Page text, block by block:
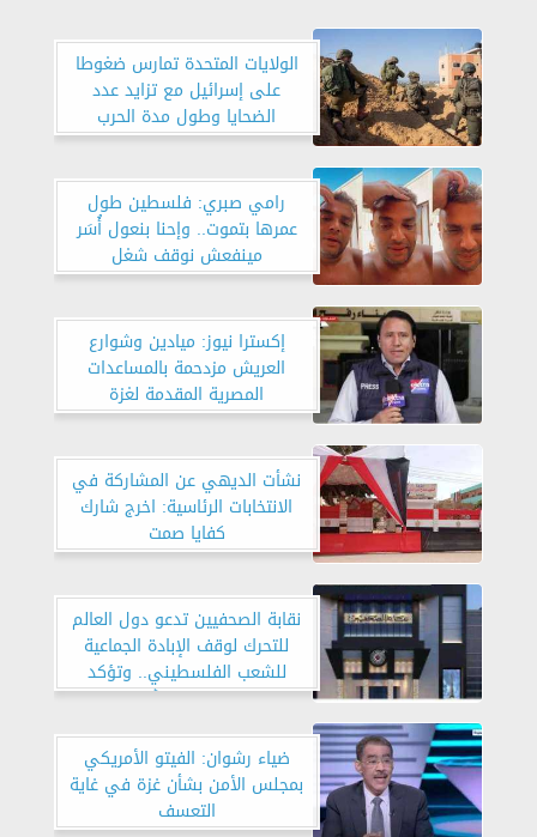
الولايات المتحدة تمارس ضغوطا
على إسرائيل مع تزايد عدد
الضحايا وطول مدة الحرب
رامي صبري: فلسطين طول
عمرها بتموت.. وإحنا بنعول أُسَر
مينفعش نوقف شغل
إكسترا نيوز: ميادين وشوارع
العريش مزدحمة بالمساعدات
المصرية المقدمة لغزة
نشأت الديهي عن المشاركة في
الانتخابات الرئاسية: اخرج شارك
كفايا صمت
نقابة الصحفيين تدعو دول العالم
للتحرك لوقف الإبادة الجماعية
للشعب الفلسطيني.. وتؤكد
التهجير خط أحمر
ضياء رشوان: الفيتو الأمريكي
بمجلس الأمن بشأن غزة في غاية
التعسف